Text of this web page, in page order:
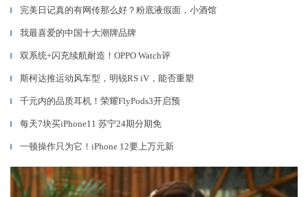
▎ 完美日记真的有网传那么好？粉底液假面，小酒馆
▎ 我最喜爱的中国十大潮牌品牌
▎ 双系统+闪充续航耐造！OPPO Watch评
▎ 斯柯达推运动风车型，明锐RS iV，能否重塑
▎ 千元内的品质耳机！荣耀FlyPods3开启预
▎ 每天7块买iPhone11 苏宁24期分期免
▎ 一顿操作只为它！iPhone 12要上万元新